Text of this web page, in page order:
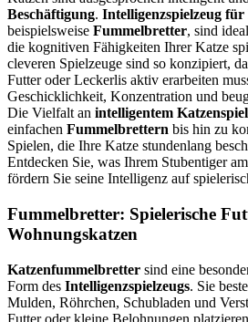
Beschäftigung. Intelligenzspielzeug für
beispielsweise Fummelbretter, sind
die kognitiven Fähigkeiten Ihrer Katze
cleveren Spielzeuge sind so konzipiert,
Futter oder Leckerlis aktiv erarbeiten
Geschicklichkeit, Konzentration und
Die Vielfalt an intelligentem
einfachen Fummelbrettern bis hin zu
Spielen, die Ihre Katze stundenlang
Entdecken Sie, was Ihrem Stubentiger
fördern Sie seine Intelligenz auf
Fummelbretter: Spielerische
Wohnungskatzen
Katzenfummelbretter sind eine
Form des Intelligenzspielzeugs. Sie
Mulden, Röhrchen, Schubladen und
Futter oder kleine Belohnungen